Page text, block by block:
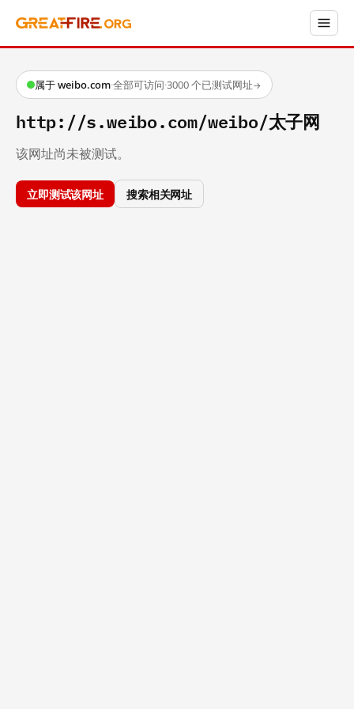
属于 weibo.com·全部可访问·3000 个已测试网址→
http://s.weibo.com/weibo/太子网
该网址尚未被测试。
立即测试该网址 搜索相关网址